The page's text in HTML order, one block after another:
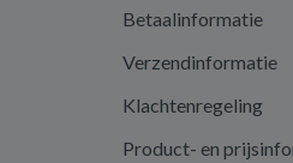
Betaalinformatie
Verzendinformatie
Klachtenregeling
Product- en